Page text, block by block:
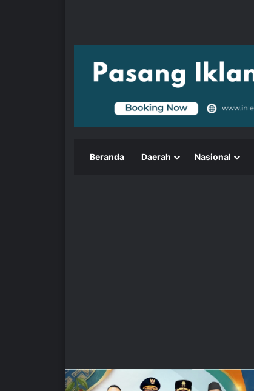
Beranda Daerah Nasional